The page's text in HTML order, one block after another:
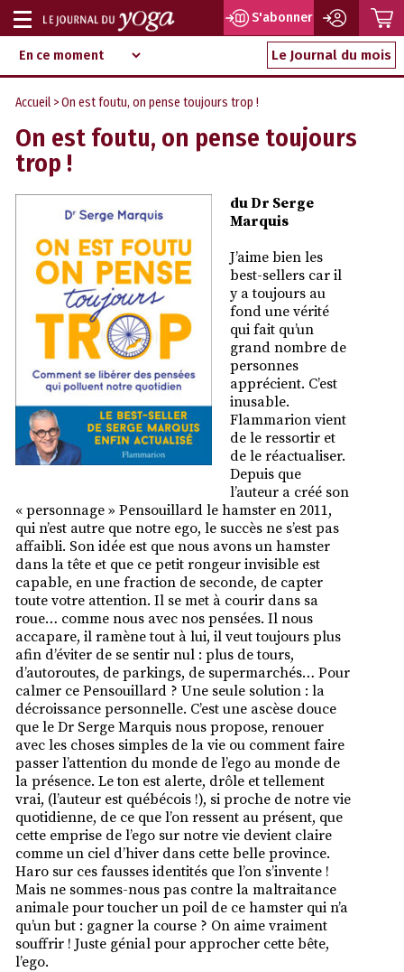
Aller
au
contenu
d‘information
indépendant
Afficher
ou
masquer
la
navigation
S'abonner
Le Journal du mois
Accueil > On est foutu, on pense toujours trop !
On est foutu, on pense toujours
trop !
du Dr Serge
Marquis
J’aime bien les
best-sellers car il
y a toujours au
fond une vérité
qui fait qu’un
grand nombre de
personnes
apprécient. C’est
inusable.
Flammarion vient
de le ressortir et
de le réactualiser.
Depuis que
l’auteur a créé son
« personnage » Pensouillard le hamster en 2011,
qui n’est autre que notre ego, le succès ne s’est pas
affaibli. Son idée est que nous avons un hamster
dans la tête et que ce petit rongeur invisible est
capable, en une fraction de seconde, de capter
toute votre attention. Il se met à courir dans sa
roue… comme nous avec nos pensées. Il nous
accapare, il ramène tout à lui, il veut toujours plus
afin d’éviter de se sentir nul : plus de tours,
d’autoroutes, de parkings, de supermarchés… Pour
calmer ce Pensouillard ? Une seule solution : la
décroissance personnelle. C’est une ascèse douce
que le Dr Serge Marquis nous propose, renouer
avec les choses simples de la vie ou comment faire
passer l’attention du monde de l’ego au monde de
la présence. Le ton est alerte, drôle et tellement
vrai, (l’auteur est québécois !), si proche de notre vie
quotidienne, de ce que l’on ressent au présent, que
cette emprise de l’ego sur notre vie devient claire
comme un ciel d’hiver dans cette belle province.
Haro sur ces fausses identités que l’on s’invente !
Mais ne sommes-nous pas contre la maltraitance
animale pour toucher un poil de ce hamster qui n’a
qu’un but : gagner la course ? On aime vraiment
souffrir ! Juste génial pour approcher cette bête,
l’ego.